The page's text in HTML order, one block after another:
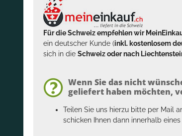
Für die Schweiz empfehlen wir
ein deutscher Kunde (inkl. kostenlosem
sich in die Schweiz oder nach
Wenn Sie das nicht
geliefert haben möchten,
Teilen Sie uns hierzu bitte per Mail
schicken Ihnen dann innerhalb